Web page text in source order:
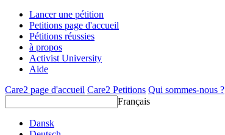
Lancer une pétition
Petitions page d'accueil
Pétitions réussies
à propos
Activist University
Aide
Care2 page d'accueil Care2 Petitions Qui sommes-nous ?
Français
Dansk